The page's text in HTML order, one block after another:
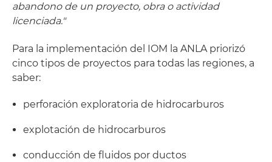
abandono de un proyecto, obra o actividad
licenciada."
Para la implementación del IOM la ANLA priorizó
cinco tipos de proyectos para todas las regiones, a
saber:
perforación exploratoria de hidrocarburos
explotación de hidrocarburos
conducción de fluidos por ductos